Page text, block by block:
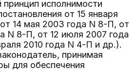
принцип исполнимости
от 15 января
14 мая 2003 года N 8-П, от
N 8-П, от 12 июля 2007 года
2010 года N 4-П и др.).
принимая
для обеспечения